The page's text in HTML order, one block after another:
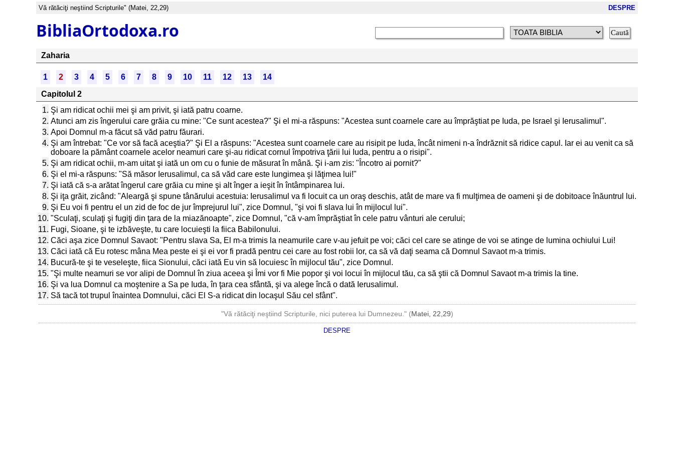
Vă rătăciţi neştiind Scripturile" (Matei, 22,29) DESPRE
BibliaOrtodoxa.ro
Zaharia
1 2 3 4 5 6 7 8 9 10 11 12 13
14
Capitolul 2
1. Şi am ridicat ochii mei şi am privit, şi iată patru coarne.
2. Atunci am zis îngerului care grăia cu mine: "Ce sunt acestea?" Şi el mi-a răspuns: "Acestea sunt coarnele care au împrăştiat pe Iuda, pe Israel şi Ierusalimul".
3. Apoi Domnul m-a făcut să văd patru făurari.
4. Şi am întrebat: "Ce vor să facă aceştia?" Şi El a răspuns: "Acestea sunt coarnele care au risipit pe Iuda, încât nimeni n-a îndrăznit să ridice capul. Iar ei au venit ca să
doboare la pământ coarnele acelor neamuri care şi-au ridicat cornul împotriva ţării lui Iuda, pentru a o risipi".
5. Şi am ridicat ochii, m-am uitat şi iată un om cu o funie de măsurat în mână. Şi i-am zis: "Încotro ai pornit?"
6. Şi el mi-a răspuns: "Să măsor Ierusalimul, ca să văd care este lungimea şi lăţimea lui!"
7. Şi iată că s-a arătat îngerul care grăia cu mine şi alt înger a ieşit în întâmpinarea lui.
8. Şi iţa grăit, zicând: "Aleargă şi spune tânărului acestuia: Ierusalimul va fi locuit ca un oraş deschis, atât de mare va fi mulţimea de oameni şi de dobitoace înăuntrul lui.
9. Şi Eu voi fi pentru el un zid de foc de jur împrejurul lui", zice Domnul, "şi voi fi slava lui în mijlocul lui".
10. "Sculaţi, sculaţi şi fugiţi din ţara de la miazănoapte", zice Domnul, "că v-am împrăştiat în cele patru vânturi ale cerului;
11. Fugi, Sioane, şi te izbăveşte, tu care locuieşti la fiica Babilonului.
12. Căci aşa zice Domnul Savaot: "Pentru slava Sa, El m-a trimis la neamurile care v-au jefuit pe voi; căci cel care se atinge de voi se atinge de lumina ochiului Lui!
13. Căci iată că Eu rotesc mâna Mea peste ei şi ei vor fi pradă pentru cei care au fost robii lor, ca să vă daţi seama că Domnul Savaot m-a trimis.
14. Bucură-te şi te veseleşte, fiica Sionului, căci iată Eu vin să locuiesc în mijlocul tău", zice Domnul.
15. "Şi multe neamuri se vor alipi de Domnul în ziua aceea şi Îmi vor fi Mie popor şi voi locui în mijlocul tău, ca să ştii că Domnul Savaot m-a trimis la tine.
16. Şi va lua Domnul ca moştenire a Sa pe Iuda, în ţara cea sfântă, şi va alege încă o dată Ierusalimul.
17. Să tacă tot trupul înaintea Domnului, căci El S-a ridicat din locaşul Său cel sfânt".
"Vă rătăciţi neştiind Scripturile, nici puterea lui Dumnezeu." (Matei, 22,29)
DESPRE